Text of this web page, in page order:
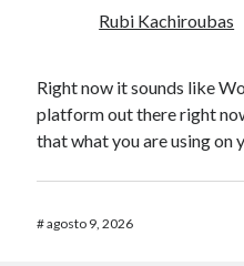
Rubi Kachiroubas
Right now it sounds like
platform out there right
that what you are using on
#agosto 9, 2026